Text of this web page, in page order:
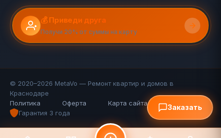
💰 Приведи друга
Получи 20% от суммы на карту
© 2020–2026 MetaVo — Ремонт квартир и домов в
Краснодаре
Политика
Оферта Карта сайта (110 стр.)
FAQ
Гарантия 3 года
Заказать